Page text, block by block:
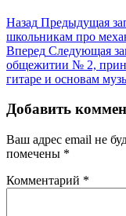
Назад Предыдущая
школьникам про
Вперед Следующая
общежитии № 2,
гитаре и основам
Добавить
Ваш адрес email не
помечены *
Комментарий *